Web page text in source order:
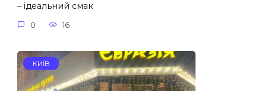
– ідеальний смак
0 16
КИЇВ